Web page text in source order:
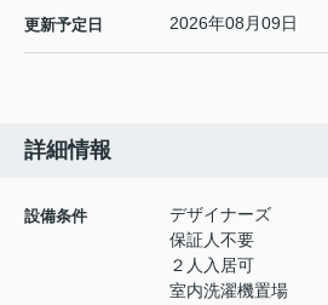
更新予定日 2026年08月09日
詳細情報
設備条件
デザイナーズ
保証人不要
２人入居可
室内洗濯機置場